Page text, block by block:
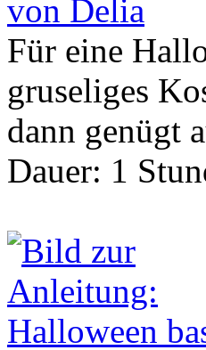
von Delia
Für eine
gruseliges
dann genügt
Dauer: 1